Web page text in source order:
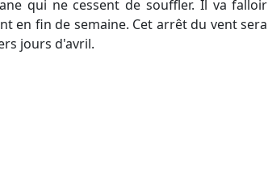
qui ne cessent de souffler. Il va falloir
en fin de semaine. Cet arrêt du vent sera
jours d'avril.